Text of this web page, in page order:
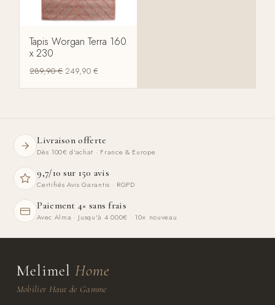
Tapis Worgan Terra 160
x 230
289,90€ 249,90€
Livraison offerte
Dès 100€ d'achat · France & Europe
9,7/10 sur 150 avis
Certifiés Avis Garantis · RGPD
Paiement 4× sans frais
Avec Alma · Jusqu'à 4 000€ · 10× nouveau
Melimel Home
Mobilier Haut de Gamme